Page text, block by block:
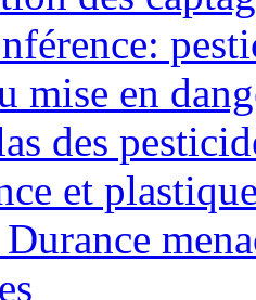
mise en
des
et